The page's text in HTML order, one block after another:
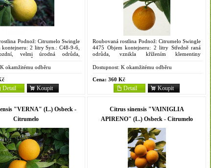
Podnož: Citrumelo Swingle
kontejneru: 2 litry Syn.: C48-9-6,
velmi úrodná odrůda,
K okamžitému odběru
Koupit
Detail
Roubovaná rostlina Podnož: Citrumelo Swingle
4475 Objem kontejneru: 2 litry Středně raná
odrůda, vznikla křížením klementiny
r. 1948 J. B. Furr v...
Dostupnost: K okamžitému odběru
Cena: 360 Kč
Koupit
Detail
"VERNA" (L.) Osbeck -
Citrumelo
Citrus sinensis "VAINIGLIA
APIRENO" (L.) Osbeck - Citrumelo